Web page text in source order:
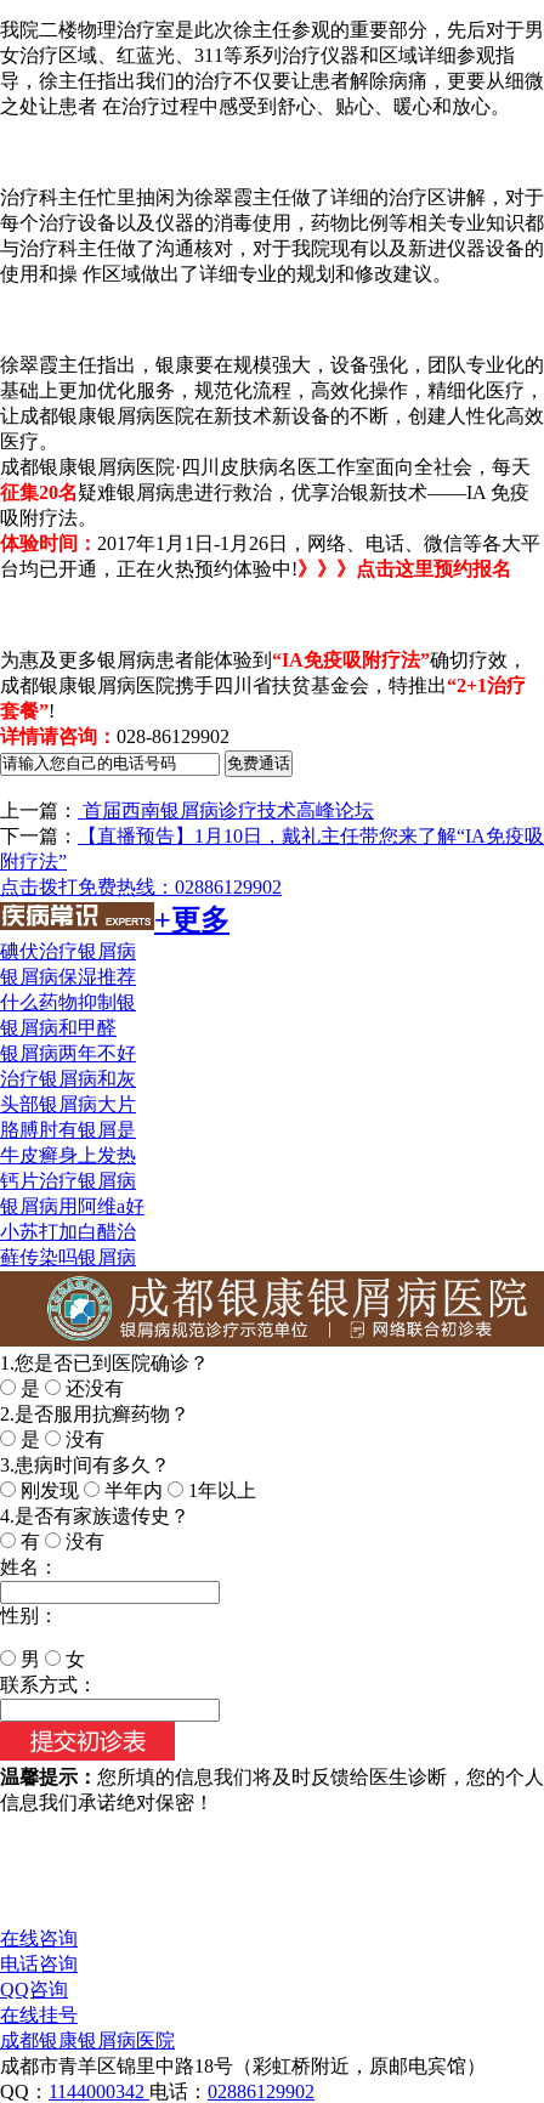
我院二楼物理治疗室是此次徐主任参观的重要部分，先后对于男
女治疗区域、红蓝光、311等系列治疗仪器和区域详细参观指
导，徐主任指出我们的治疗不仅要让患者解除病痛，更要从细微
之处让患者 在治疗过程中感受到舒心、贴心、暖心和放心。
治疗科主任忙里抽闲为徐翠霞主任做了详细的治疗区讲解，对于
每个治疗设备以及仪器的消毒使用，药物比例等相关专业知识都
与治疗科主任做了沟通核对，对于我院现有以及新进仪器设备的
使用和操 作区域做出了详细专业的规划和修改建议。
徐翠霞主任指出，银康要在规模强大，设备强化，团队专业化的
基础上更加优化服务，规范化流程，高效化操作，精细化医疗，
让成都银康银屑病医院在新技术新设备的不断，创建人性化高效
医疗。
成都银康银屑病医院·四川皮肤病名医工作室面向全社会，每天
征集20名疑难银屑病患进行救治，优享治银新技术——IA 免疫
吸附疗法。
体验时间： 2017年1月1日-1月26日，网络、电话、微信等各大平
台均已开通，正在火热预约体验中!》》》点击这里预约报名
为惠及更多银屑病患者能体验到 “IA免疫吸附疗法”确切疗效，
成都银康银屑病医院携手四川省扶贫基金会，特推出“2+1治疗
套餐”!
详情请咨询： 028-86129902
上一篇：
首届西南银屑病诊疗技术高峰论坛
下一篇：
【直播预告】1月10日，戴礼主任带您来了解“IA免疫吸
附疗法”
点击拨打免费热线：02886129902
+更多
碘伏治疗银屑病
银屑病保湿推荐
什么药物抑制银
银屑病和甲醛
银屑病两年不好
治疗银屑病和灰
头部银屑病大片
胳膊肘有银屑是
牛皮癣身上发热
钙片治疗银屑病
银屑病用阿维a好
小苏打加白醋治
藓传染吗银屑病
1.您是否已到医院确诊？
是
还没有
2.是否服用抗癣药物？
是
没有
3.患病时间有多久？
刚发现
半年内
1年以上
4.是否有家族遗传史？
有
没有
姓名：
性别：
男
女
今天日期：
联系方式：
温馨提示： 您所填的信息我们将及时反馈给医生诊断，您的个人
信息我们承诺绝对保密！
在线咨询
电话咨询
QQ咨询
在线挂号
成都银康银屑病医院
成都市青羊区锦里中路18号（彩虹桥附近，原邮电宾馆）
QQ： 1144000342 电话： 02886129902